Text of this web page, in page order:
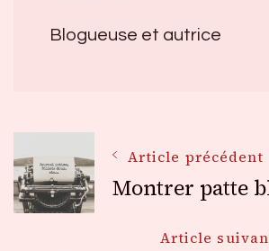
Blogueuse et autrice
Navigation
des
Article précédent
Montrer patte
Article